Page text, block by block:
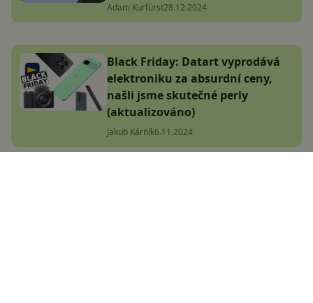
Adam Kurfürst28.12.2024
Black Friday: Datart vyprodává
elektroniku za absurdní ceny,
našli jsme skutečné perly
(aktualizováno)
Jakub Kárník6.11.2024